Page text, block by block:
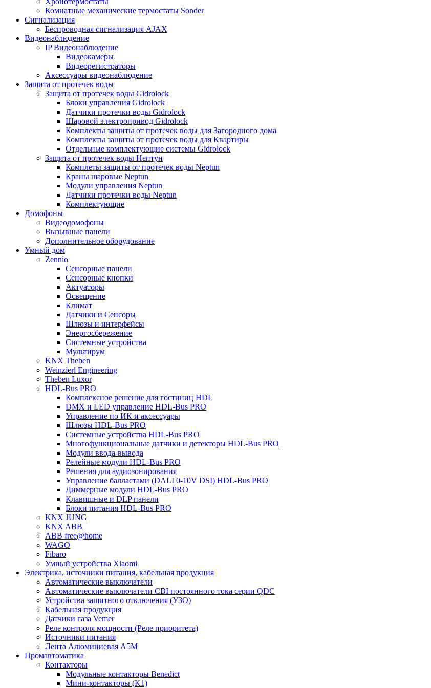
Комнатные механические термостаты Sonder
Сигнализация
Беспроводная сигнализация AJAX
Видеонаблюдение
IP Видеонаблюдение
Видеокамеры
Видеорегистраторы
Аксессуары видеонаблюдение
Защита от протечек воды
Защита от протечек воды Gidrolock
Блоки управления Gidrolock
Датчики протечки воды Gidrolock
Шаровой электропривод Gidrolock
Комплекты защиты от протечек воды для Загородного дома
Комплекты защиты от протечек воды для Квартиры
Отдельные комплектующие системы Gidrolock
Защита от протечек воды Нептун
Комплеты защиты от протечек воды Neptun
Краны шаровые Neptun
Модули управления Neptun
Датчики протечки воды Neptun
Комплектующие
Домофоны
Видеодомофоны
Вызывные панели
Дополнительное оборудование
Умный дом
Zennio
Сенсорные панели
Сенсорные кнопки
Актуаторы
Освещение
Климат
Датчики и Сенсоры
Шлюзы и интерфейсы
Энергосбережение
Системные устройства
Мультирум
KNX Theben
Weinzierl Engineering
Theben Luxor
HDL-Bus PRO
Комплексное решение для гостиниц HDL
DMX и LED управление HDL-Bus PRO
Управление по ИК и аксессуары
Шлюзы HDL-Bus PRO
Системные устройства HDL-Bus PRO
Многофункциональные датчики и детекторы HDL-Bus PRO
Модули ввода-вывода
Релейные модули HDL-Bus PRO
Решения для аудиозонирования
Управление балластами (DALI 0-10V DSI) HDL-Bus PRO
Диммерные модули HDL-Bus PRO
Клавишные и DLP панели
Блоки питания HDL-Bus PRO
KNX JUNG
KNX ABB
ABB free@home
WAGO
Fibaro
Умный устройства Xiaomi
Электрика, источники питания, кабельная продукция
Автоматические выключатели
Автоматические выключатели CBI постоянного тока серии QDC
Устройства защитного отключения (УЗО)
Кабельная продукция
Датчики газа Vemer
Реле контроля мощности (Реле приоритета)
Источники питания
Лента Алюминиевая А5М
Промавтоматика
Контакторы
Модульные контакторы Benedict
Мини-контакторы (K1)